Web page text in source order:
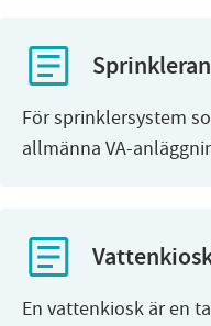
För sprinklersystem
allmänna VA-
En vattenkiosk är en